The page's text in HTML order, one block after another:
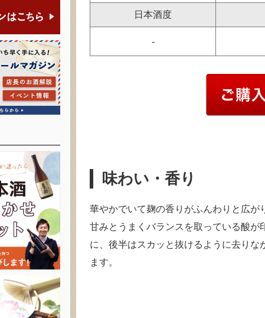
日本酒度
-
味わい・香り
華やかでいて麹の香りがふんわりと広が
甘みとうまくバランスを取っている酸
に、後半はスカッと抜けるように去りな
ます。